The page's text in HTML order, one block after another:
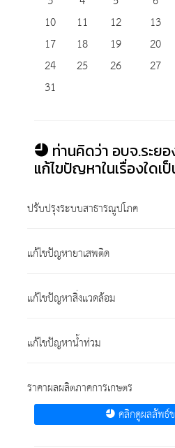
10
11 12 13
17
18 19 20
24
25 26 27
31
ท่านคิดว่า อบจ.ระย
แก้ไขปัญหาในเรื่องใดเ
ปรับปรุงระบบสาธารณูปโภค
แก้ไขปัญหายาเสพติด
แก้ไขปัญหาสิ่งแวดล้อม
แก้ไขปัญหาน้ำท่วม
ราคาผลผลิตภาคการเกษตร
คลิกดูผลลัพธ์